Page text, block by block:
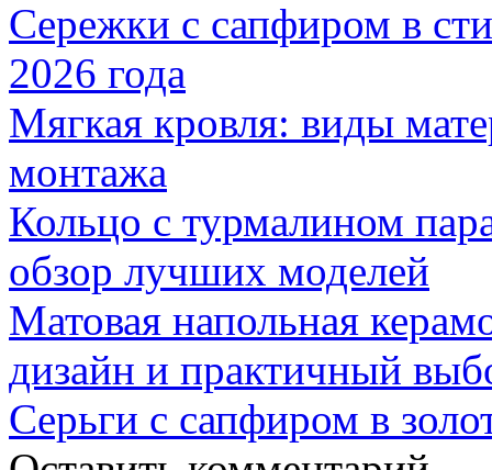
Сережки с сапфиром в
2026 года
Мягкая кровля: виды
монтажа
Кольцо с турмалином
обзор лучших моделей
Матовая напольная
дизайн и практичный
Серьги с сапфиром в